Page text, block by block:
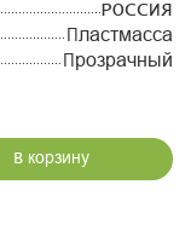
РОССИЯ
Пластмасса
Прозрачный
В корзину